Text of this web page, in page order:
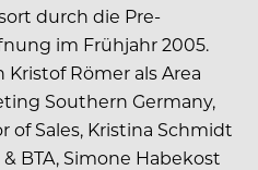
durch die Pre-
im Frühjahr 2005.
Römer als Area
Southern Germany,
of Sales, Kristina Schmidt
BTA, Simone Habekost